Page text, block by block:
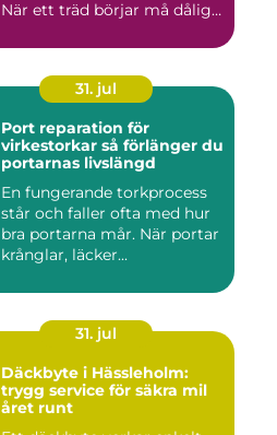
När ett träd börjar må dåligt
31. jul
Port reparation för
virkestorkar så förlänger du
portarnas livslängd
En fungerande torkprocess
står och faller ofta med hur
bra portarna mår. När portar
krånglar, läcker...
31. jul
Däckbyte i Hässleholm:
trygg service för säkra mil
året runt